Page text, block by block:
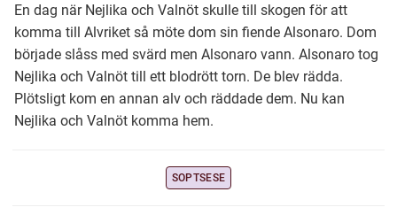
Davvisámegiella (Nordsamiska)
Bidumsámegiella (Pitesamiska)
Ubmejesámiengiälla (Umesamiska)
En dag när Nejlika och Valnöt skulle till skogen för att
komma till Alvriket så möte dom sin fiende Alsonaro. Dom
började slåss med svärd men Alsonaro vann. Alsonaro tog
Nejlika och Valnöt till ett blodrött torn. De blev rädda.
Plötsligt kom en annan alv och räddade dem. Nu kan
Nejlika och Valnöt komma hem.
SOPTSESE